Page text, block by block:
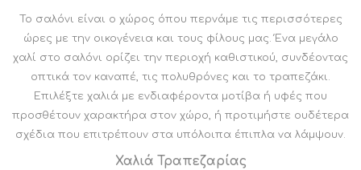
Το σαλόνι είναι ο χώρος όπου περνάμε τις περισσότερες
ώρες με την οικογένεια και τους φίλους μας. Ένα μεγάλο
χαλί στο σαλόνι ορίζει την περιοχή καθιστικού, συνδέοντας
οπτικά τον καναπέ, τις πολυθρόνες και το τραπεζάκι.
Επιλέξτε χαλιά με ενδιαφέροντα μοτίβα ή υφές που
προσθέτουν χαρακτήρα στον χώρο, ή προτιμήστε ουδέτερα
σχέδια που επιτρέπουν στα υπόλοιπα έπιπλα να λάμψουν.
Χαλιά Τραπεζαρίας